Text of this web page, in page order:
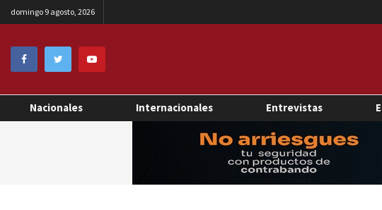
domingo 9 agosto, 2026
Nacionales Internacionales Entrevistas